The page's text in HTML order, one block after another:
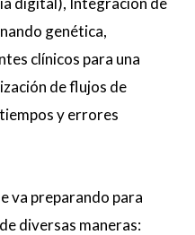
genética,
clínicos para una
de flujos de
y errores
va preparando para
diversas maneras: